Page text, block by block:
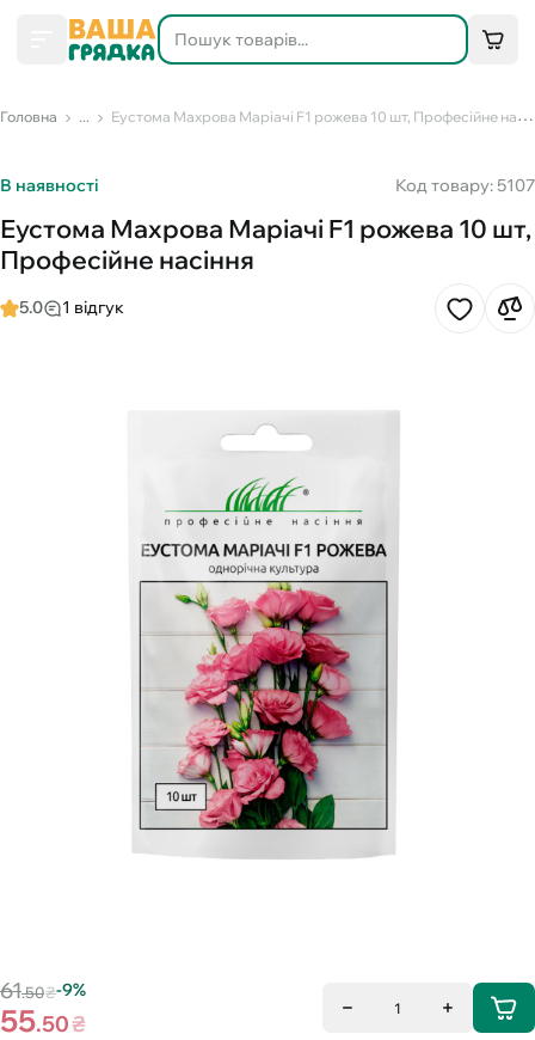
Головна ... Еустома Махрова Маріачі F1 рожева 10 шт, Професійне насіння
В наявності Код товару: 5107
Еустома Махрова Маріачі F1 рожева 10 шт,
Професійне насіння
5.0 1 відгук
61.50₴-9%
55.50₴
1